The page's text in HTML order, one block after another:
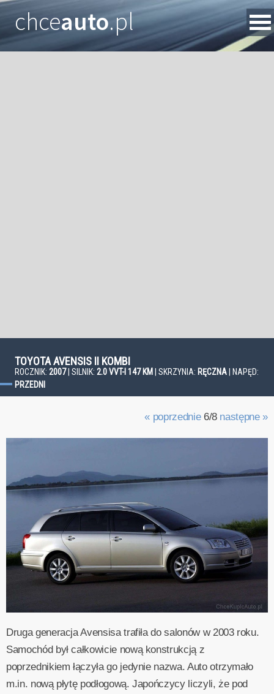
chceauto.pl
TOYOTA AVENSIS II KOMBI
ROCZNIK: 2007| SILNIK: 2.0 VVT-I 147 KM | SKRZYNIA: RĘCZNA | NAPĘD:
PRZEDNI
« poprzednie6/8 następne »
Druga generacja Avensisa trafiła do salonów w 2003 roku.
Samochód był całkowicie nową konstrukcją z
poprzednikiem łączyła go jedynie nazwa. Auto otrzymało
m.in. nową płytę podłogową. Japończycy liczyli, że pod